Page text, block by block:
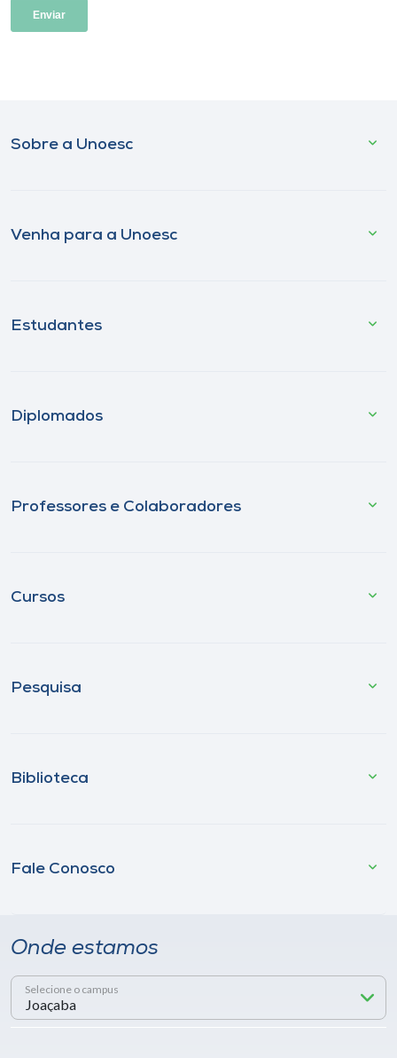
Sobre a Unoesc
Venha para a Unoesc
Estudantes
Diplomados
Professores e Colaboradores
Cursos
Pesquisa
Biblioteca
Fale Conosco
Onde estamos
Selecione o campus